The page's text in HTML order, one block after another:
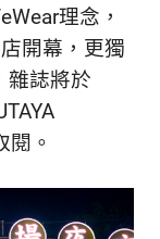
理念，
開幕，更獨
雜誌將於
閱。